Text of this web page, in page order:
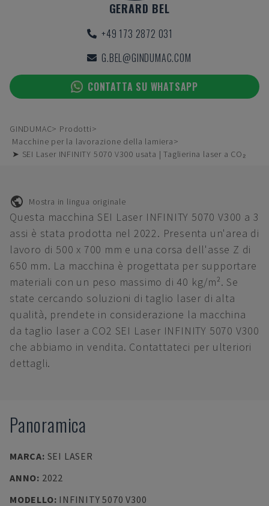
GERARD BEL
+49 173 2872 031
G.BEL@GINDUMAC.COM
CONTATTA SU WHATSAPP
GINDUMAC
Prodotti
Macchine per la lavorazione della lamiera
➤ SEI Laser INFINITY 5070 V300 usata | Taglierina laser a CO₂
Mostra in lingua originale
Questa macchina SEI Laser INFINITY 5070 V300 a 3
assi è stata prodotta nel 2022. Presenta un'area di
lavoro di 500 x 700 mm e una corsa dell'asse Z di
650 mm. La macchina è progettata per supportare
materiali con un peso massimo di 40 kg/m². Se
state cercando soluzioni di taglio laser di alta
qualità, prendete in considerazione la macchina
da taglio laser a CO2 SEI Laser INFINITY 5070 V300
che abbiamo in vendita. Contattateci per ulteriori
dettagli.
Panoramica
MARCA: SEI LASER
ANNO: 2022
MODELLO: INFINITY 5070 V300